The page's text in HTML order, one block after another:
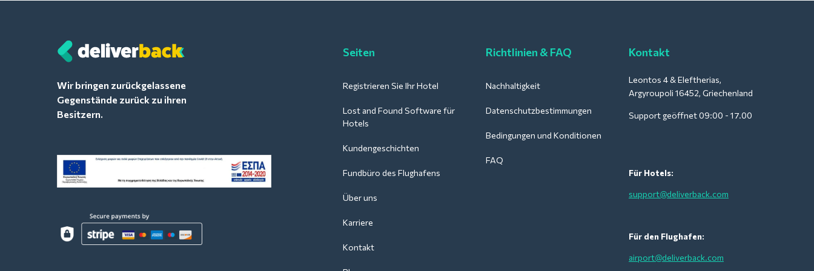
Wir bringen zurückgelassene
Gegenstände zurück zu ihren
Besitzern.
Seiten
Registrieren Sie Ihr Hotel
Lost and Found Software für
Hotels
Kundengeschichten
Fundbüro des Flughafens
Über uns
Karriere
Kontakt
Richtlinien & FAQ
Nachhaltigkeit
Datenschutzbestimmungen
Bedingungen und Konditionen
FAQ
Kontakt
Leontos 4 & Eleftherias,
Argyroupoli 16452, Griechenland
Support geöffnet 09:00 - 17.00
Für Hotels:
support@deliverback.com
Für den Flughafen:
airport@deliverback.com